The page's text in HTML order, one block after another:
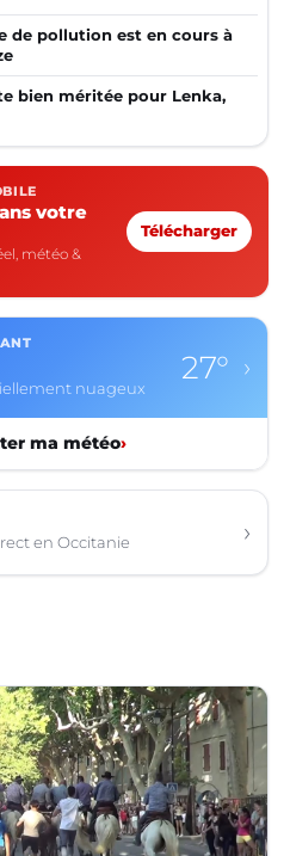
de pollution est en cours à
bien méritée pour Lenka,
votre
météo &
Télécharger
nuageux
27° ›
ma météo›
en Occitanie ›